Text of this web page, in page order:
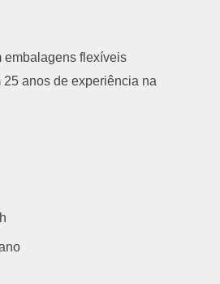
embalagens flexíveis
anos de experiência na